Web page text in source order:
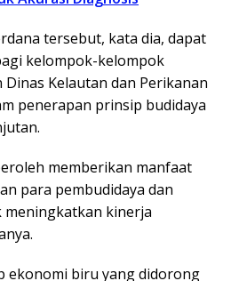
tersebut, kata dia, dapat
kelompok-kelompok
Kelautan dan Perikanan
penerapan prinsip budidaya
memberikan manfaat
para pembudidaya dan
meningkatkan kinerja
ekonomi biru yang didorong